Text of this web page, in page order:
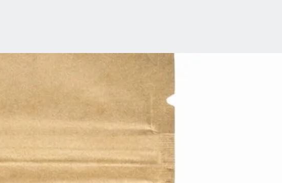
Şekeri, Yağsız Süt Tozu (%7,5),
Peynir Altı Suyu Tozu, Emülgatör
(Ayçiçek Lesitini), Vanilin."